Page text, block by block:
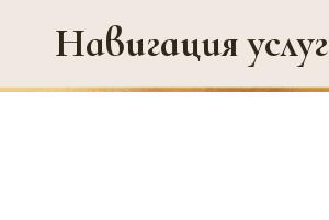
Навигация услуг